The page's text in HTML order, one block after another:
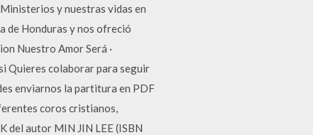
y nuestras vidas en
de Honduras y nos ofreció
Nuestro Amor Será ·
Quieres colaborar para seguir
enviarnos la partitura en PDF
coros cristianos,
del autor MIN JIN LEE (ISBN